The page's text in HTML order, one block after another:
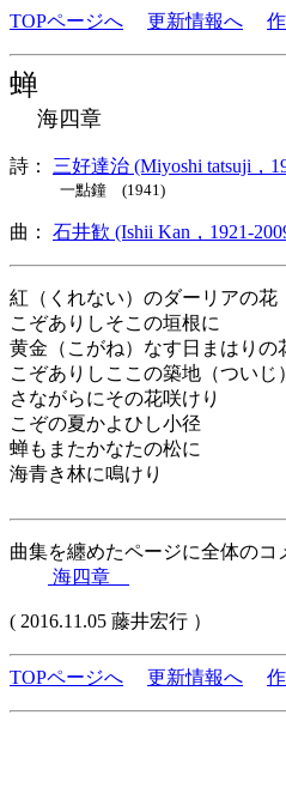
TOPページへ 更新情報へ
蝉
海四章
詩： 三好達治 (Miyoshi tatsuji，
一點鐘 (1941)
曲： 石井歓 (Ishii Kan，1921-
紅（くれない）のダーリアの花
こぞありしそこの垣根に
黄金（こがね）なす日まはりの
こぞありしここの築地（ついじ
さながらにその花咲けり
こぞの夏かよひし小径
蝉もまたかなたの松に
海青き林に鳴けり
曲集を纏めたページに全体のコ
海四章
( 2016.11.05 藤井宏行 ）
TOPページへ 更新情報へ